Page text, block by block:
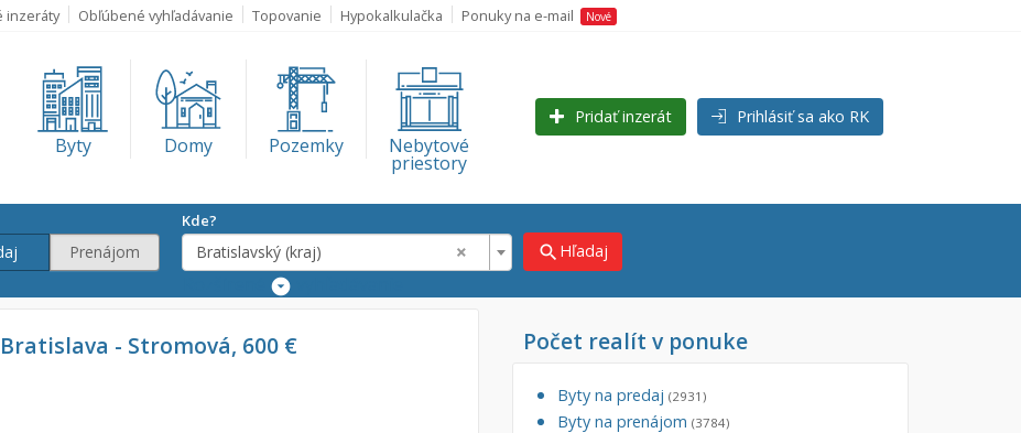
inzeráty Obľúbené vyhľadávanie Topovanie Hypokalkulačka Ponuky na e-mail Nové
Byty Domy Pozemky Nebytové
priestory
Pridať inzerát Prihlásiť sa ako RK
Prenájom
Kde?
×
Bratislavský (kraj) search Hľadaj
- Stromová, 600 € Počet realít v ponuke
Byty na predaj (2931)
Byty na prenájom (3784)